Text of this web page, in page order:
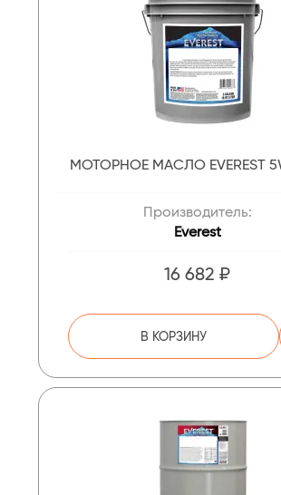
МОТОРНОЕ МАСЛО EVEREST
Производитель:
Everest
16 682 ₽
В КОРЗИНУ